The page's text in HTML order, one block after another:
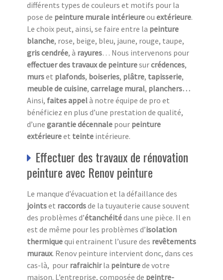
différents types de couleurs et motifs pour la
pose de peinture murale intérieureou extérieure.
Le choix peut, ainsi, se faire entre la peinture
blanche, rose, beige, bleu, jaune, rouge, taupe,
gris cendrée, à rayures… Nous intervenons pour
effectuer des travaux de peinturesurcrédences,
murset plafonds, boiseries, plâtre, tapisserie,
meuble de cuisine, carrelage mural, planchers…
Ainsi, faites appelà notre équipe de pro et
bénéficiez en plus d’une prestation de qualité,
d’une garantie décennale pour peinture
extérieureet teinte intérieure.
Effectuer des travaux de rénovation
peinture avec Renov peinture
Le manque d’évacuation et la défaillance des
jointset raccordsde la tuyauterie cause souvent
des problèmes d’étanchéitédans une pièce. Il en
est de même pour les problèmes d’isolation
thermiquequi entrainent l’usure des revêtements
muraux. Renov peinture intervient donc, dans ces
cas-là, pour rafraichirla peinturede votre
maison. L’entreprise, composée de peintre-